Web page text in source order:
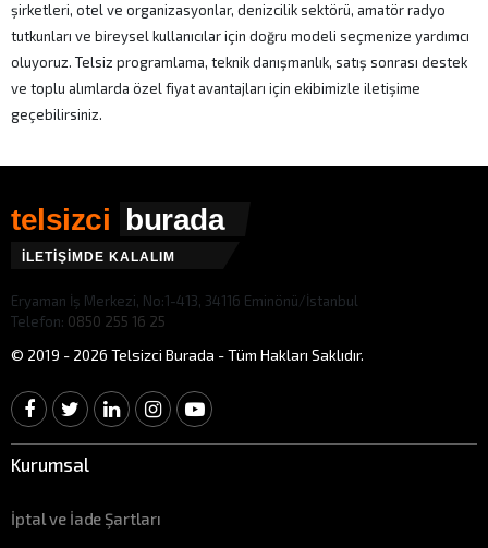
şirketleri, otel ve organizasyonlar, denizcilik sektörü, amatör radyo
tutkunları ve bireysel kullanıcılar için doğru modeli seçmenize yardımcı
oluyoruz. Telsiz programlama, teknik danışmanlık, satış sonrası destek
ve toplu alımlarda özel fiyat avantajları için ekibimizle iletişime
geçebilirsiniz.
telsizci burada
İLETİŞİMDE KALALIM
Eryaman İş Merkezi, No:1-413, 34116 Eminönü/İstanbul
Telefon: 0850 255 16 25
© 2019 - 2026 Telsizci Burada - Tüm Hakları Saklıdır.
Kurumsal
İptal ve İade Şartları